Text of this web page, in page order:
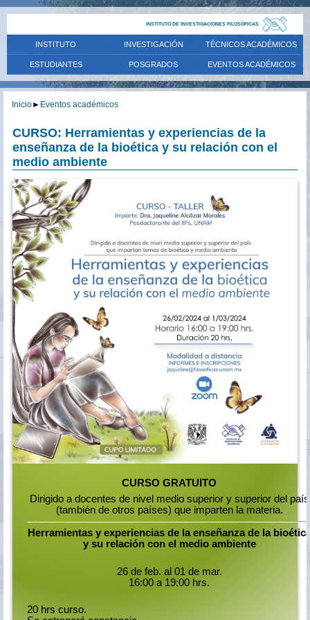
INSTITUTO DE INVESTIGACIONES FILOSÓFICAS
INSTITUTO INVESTIGACIÓN TÉCNICOS ACADÉMICOS
ESTUDIANTES POSGRADOS EVENTOS ACADÉMICOS
Inicio► Eventos académicos
CURSO: Herramientas y experiencias de la
enseñanza de la bioética y su relación con el
medio ambiente
CURSO GRATUITO
Dirigido a docentes de nivel medio superior y superior del país
(también de otros países) que imparten la materia.
Herramientas y experiencias de la enseñanza de la
y su relación con el medio ambiente
26 de feb. al 01 de mar.
16:00 a 19:00 hrs.
20 hrs curso.